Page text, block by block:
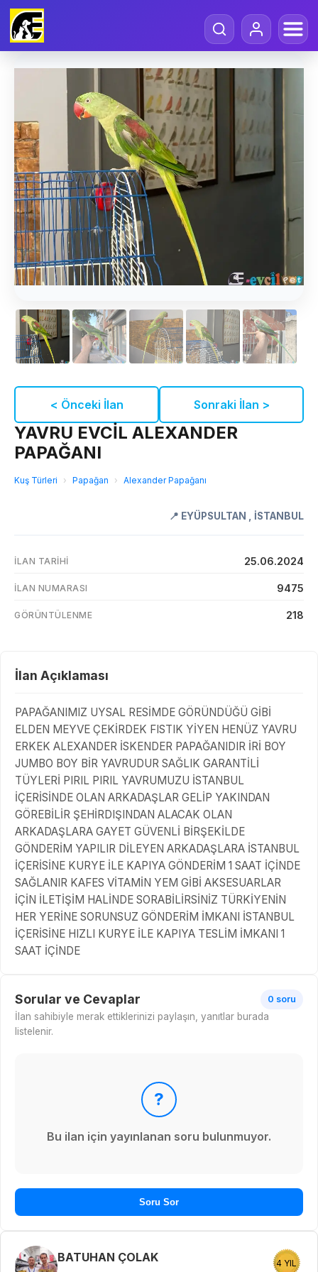
< Önceki İlan Sonraki İlan >
YAVRU EVCİL ALEXANDER
PAPAĞANI
Kuş Türleri › Papağan › Alexander Papağanı
📍 EYÜPSULTAN İSTANBUL
İLAN TARIHI 25.06.2024
İLAN NUMARASI 9475
GÖRÜNTÜLENME 218
İlan Açıklaması
PAPAĞANIMIZ UYSAL RESİMDE GÖRÜNDÜĞÜ GİBİ
ELDEN MEYVE ÇEKİRDEK FISTIK YİYEN HENÜZ YAVRU
ERKEK ALEXANDER İSKENDER PAPAĞANIDIR İRİ BOY
JUMBO BOY BİR YAVRUDUR SAĞLIK GARANTİLİ
TÜYLERİ PIRIL PIRIL YAVRUMUZU İSTANBUL
İÇERİSİNDE OLAN ARKADAŞLAR GELİP YAKINDAN
GÖREBİLİR ŞEHİRDIŞINDAN ALACAK OLAN
ARKADAŞLARA GAYET GÜVENLİ BİRŞEKİLDE
GÖNDERİM YAPILIR DİLEYEN ARKADAŞLARA İSTANBUL
İÇERİSİNE KURYE İLE KAPIYA GÖNDERİM 1 SAAT İÇİNDE
SAĞLANIR KAFES VİTAMİN YEM GİBİ AKSESUARLAR
İÇİN İLETİŞİM HALİNDE SORABİLİRSİNİZ TÜRKİYENİN
HER YERİNE SORUNSUZ GÖNDERİM İMKANI İSTANBUL
İÇERİSİNE HIZLI KURYE İLE KAPIYA TESLİM İMKANI 1
SAAT İÇİNDE
Sorular ve Cevaplar 0 soru
İlan sahibiyle merak ettiklerinizi paylaşın, yanıtlar burada
listelenir.
?
Bu ilan için yayınlanan soru bulunmuyor.
Soru Sor
BATUHAN ÇOLAK 4 YIL